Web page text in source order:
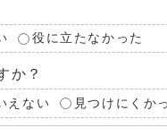
役に立たなかった
か？
えない 見つけにくか